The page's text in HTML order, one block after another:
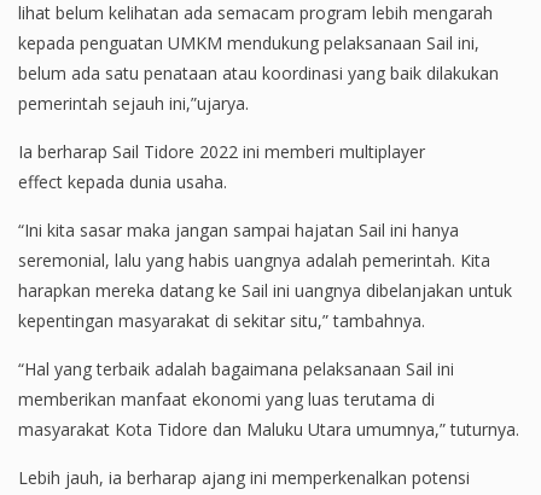
lihat belum kelihatan ada semacam program lebih mengarah
kepada penguatan UMKM mendukung pelaksanaan Sail ini,
belum ada satu penataan atau koordinasi yang baik dilakukan
pemerintah sejauh ini,”ujarya.
Ia berharap Sail Tidore 2022 ini memberi multiplayer
effect kepada dunia usaha.
“Ini kita sasar maka jangan sampai hajatan Sail ini hanya
seremonial, lalu yang habis uangnya adalah pemerintah. Kita
harapkan mereka datang ke Sail ini uangnya dibelanjakan untuk
kepentingan masyarakat di sekitar situ,” tambahnya.
“Hal yang terbaik adalah bagaimana pelaksanaan Sail ini
memberikan manfaat ekonomi yang luas terutama di
masyarakat Kota Tidore dan Maluku Utara umumnya,” tuturnya.
Lebih jauh, ia berharap ajang ini memperkenalkan potensi